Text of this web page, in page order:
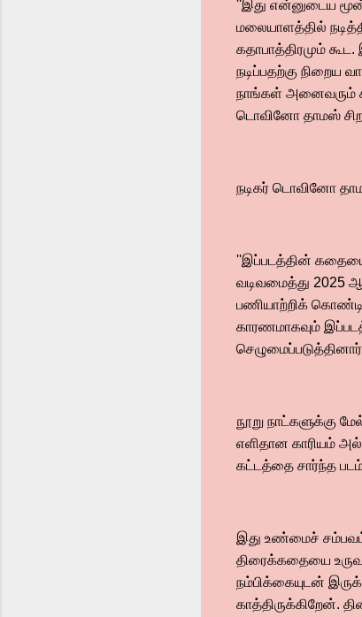
''இது என்னுடைய
மலையாளத்தில்
கதாபாத்திரமும்
நடிப்பதற்கு நிறைய
நாங்கள் அனைவரும்
டொவினோ தாமஸ்
நடிகர் டொவினோ
''இப்படத்தின்
வடிவமைத்து 2025
பணியாற்றிக்
காரணமாகவும்
நூறு நாட்களுக்கு
எளிதான காரியம்
கட்டத்தை சார்ந்த
இது உண்மைச்
திரைக்கதையை
நம்பிக்கையுடன்
காத்திருக்கிறேன்.